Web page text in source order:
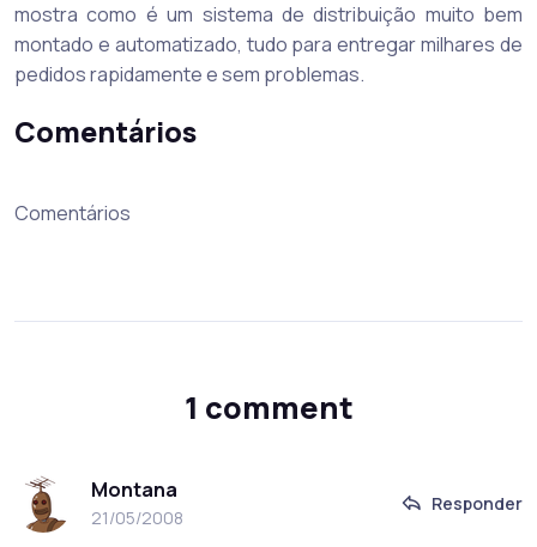
mostra como é um sistema de distribuição muito bem
montado e automatizado, tudo para entregar milhares de
pedidos rapidamente e sem problemas.
Comentários
Comentários
1 comment
Montana
21/05/2008
Responder